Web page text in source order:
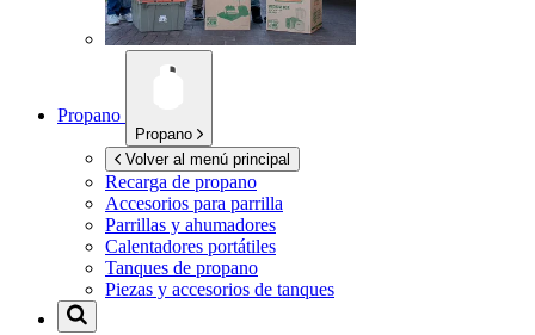
Propano
Propano
Volver al menú principal
Recarga de propano
Accesorios para parrilla
Parrillas y ahumadores
Calentadores portátiles
Tanques de propano
Piezas y accesorios de tanques